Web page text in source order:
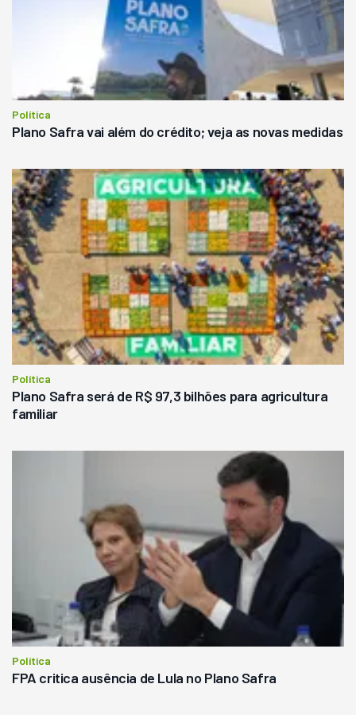
Política
Plano Safra vai além do crédito; veja as novas medidas
Política
Plano Safra será de R$ 97,3 bilhões para agricultura
familiar
Política
FPA critica ausência de Lula no Plano Safra